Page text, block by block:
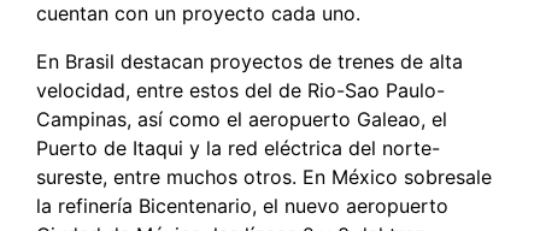
cuentan con un proyecto cada uno.
En Brasil destacan proyectos de trenes de alta
velocidad, entre estos del de Rio-Sao Paulo-
Campinas, así como el aeropuerto Galeao, el
Puerto de Itaqui y la red eléctrica del norte-
sureste, entre muchos otros. En México sobresale
la refinería Bicentenario, el nuevo aeropuerto